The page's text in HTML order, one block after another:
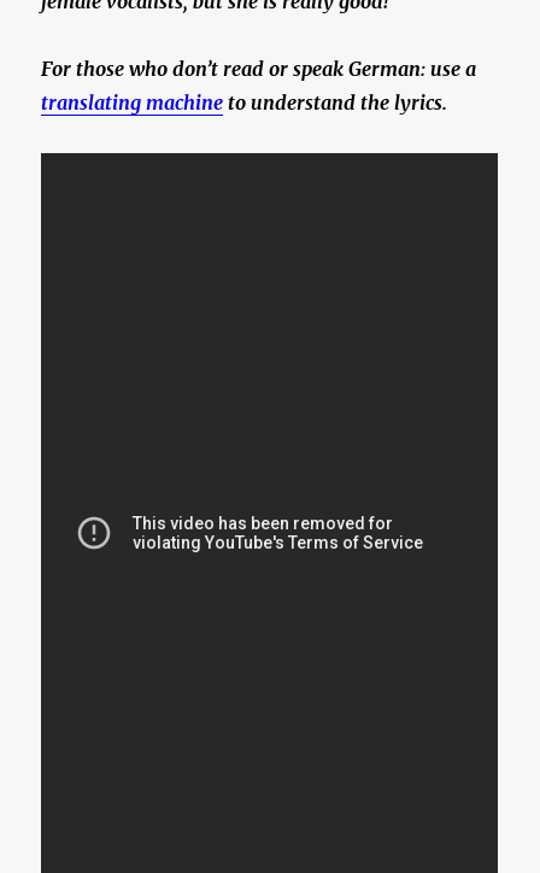
For those who don’t read or speak German: use a
translating machine to understand the lyrics.